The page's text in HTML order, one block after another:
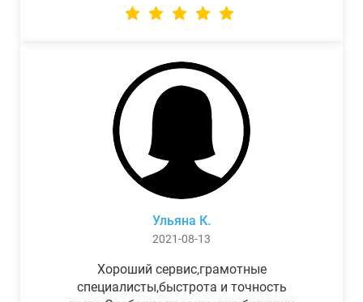
Ульяна К.
2021-08-13
Хороший сервис,грамотные
специалисты,быстрота и точность